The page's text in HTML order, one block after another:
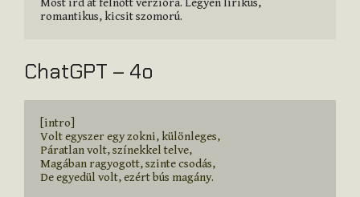
romantikus, kicsit szomorú.
ChatGPT – 4o
[intro]
Volt egyszer egy zokni, különleges,
Páratlan volt, színekkel telve,
Magában ragyogott, szinte csodás,
De egyedül volt, ezért bús magány.